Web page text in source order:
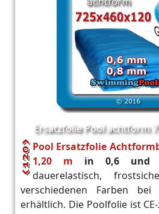
Ersatzfolie Pool achtform
Pool Ersatzfolie
1,20 m in 0,6 und
dauerelastisch,
verschiedenen Farben
erhältlich. Die Poolfolie ist